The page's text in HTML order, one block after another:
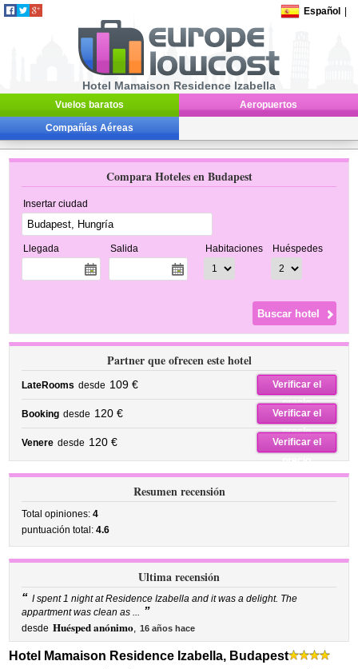
Español
Hotel Mamaison Residence Izabella
Vuelos baratos Aeropuertos
Compañías Aéreas
Compara Hoteles en Budapest
Insertar ciudad
Llegada Salida Habitaciones Huéspedes
Partner que ofrecen este hotel
LateRooms desde 109 €
Verificar el
precio
Booking desde 120 €
Verificar el
precio
Venere desde 120 €
Verificar el
precio
Resumen recensión
Total opiniones:4
puntuación total:4.6
Ultima recensión
“ I spent 1 night at Residence Izabella and it was a delight. The
appartment was clean as ... ”
desde Huésped anónimo, 16 años hace
Hotel Mamaison Residence Izabella, Budapest